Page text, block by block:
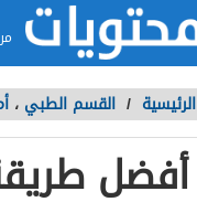
الرئيسية / القسم الطبي ،
أفضل